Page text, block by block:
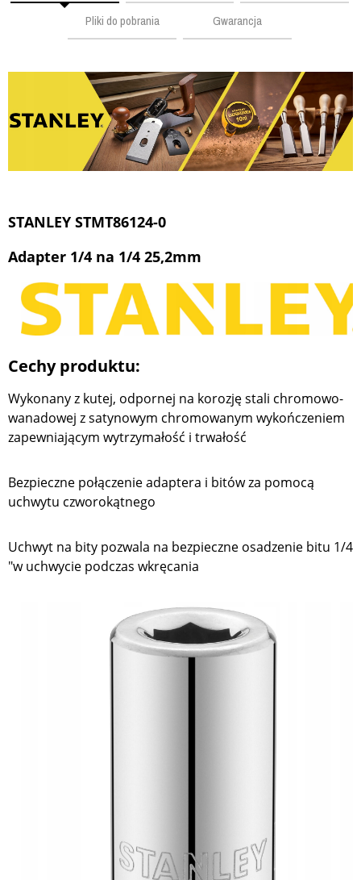
Pliki do pobrania
Gwarancja
STANLEY STMT86124-0
Adapter 1/4 na 1/4 25,2mm
Cechy produktu:
Wykonany z kutej, odpornej na korozję stali chromowo-
wanadowej z satynowym chromowanym wykończeniem
zapewniającym wytrzymałość i trwałość
Bezpieczne połączenie adaptera i bitów za pomocą
uchwytu czworokątnego
Uchwyt na bity pozwala na bezpieczne osadzenie bitu 1/4
"w uchwycie podczas wkręcania